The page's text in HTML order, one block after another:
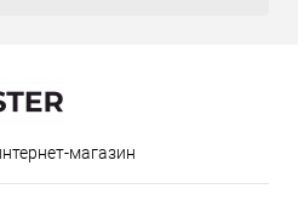
магазин